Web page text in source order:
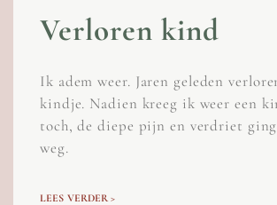
Verloren kind
Ik adem weer. Jaren geleden
kindje. Nadien kreeg ik weer een
toch, de diepe pijn en verdriet
weg.
LEES VERDER >